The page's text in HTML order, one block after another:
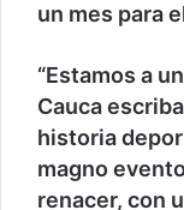
un mes para
“Estamos a
Cauca
historia
magno
renacer, con